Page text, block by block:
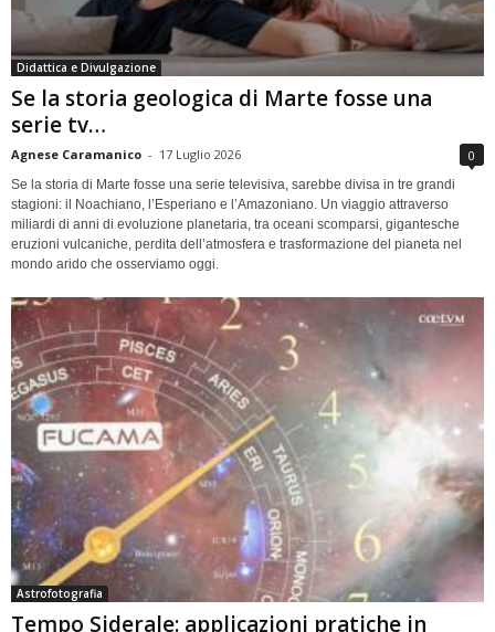
Didattica e Divulgazione
Se la storia geologica di Marte fosse una
serie tv…
Agnese Caramanico - 17 Luglio 2026 0
Se la storia di Marte fosse una serie televisiva, sarebbe divisa in tre grandi
stagioni: il Noachiano, l’Esperiano e l’Amazoniano. Un viaggio attraverso
miliardi di anni di evoluzione planetaria, tra oceani scomparsi, gigantesche
eruzioni vulcaniche, perdita dell’atmosfera e trasformazione del pianeta nel
mondo arido che osserviamo oggi.
Astrofotografia
Tempo Siderale: applicazioni pratiche in